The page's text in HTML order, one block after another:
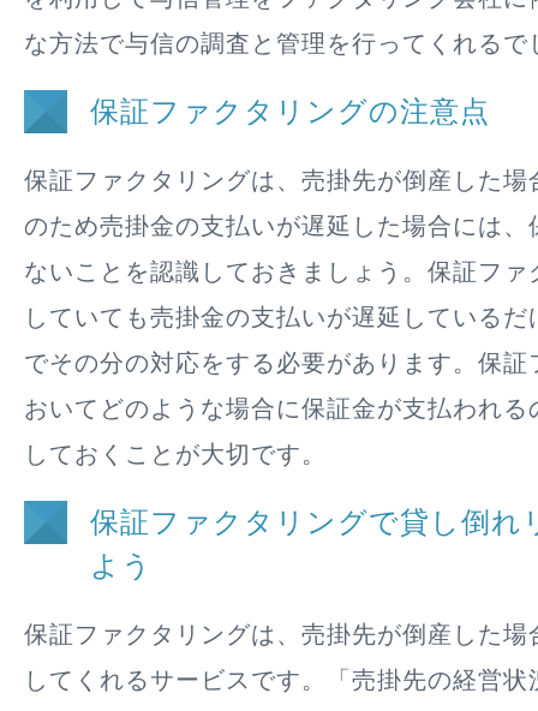
な方法で与信の調査と管理を行ってくれるで
保証ファクタリングの注意点
保証ファクタリングは、売掛先が倒産した場
のため売掛金の支払いが遅延した場合には、
ないことを認識しておきましょう。保証ファ
していても売掛金の支払いが遅延している
でその分の対応をする必要があります。保証
おいてどのような場合に保証金が支払われ
しておくことが大切です。
保証ファクタリングで貸し倒れ
よう
保証ファクタリングは、売掛先が倒産した場
してくれるサービスです。「売掛先の経営